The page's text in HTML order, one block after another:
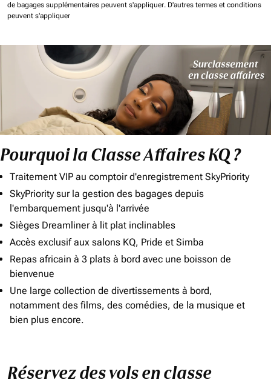
de bagages supplémentaires peuvent s'appliquer. D'autres termes et conditions
peuvent s'appliquer
Pourquoi la Classe Affaires KQ ?
Traitement VIP au comptoir d'enregistrement SkyPriority
SkyPriority sur la gestion des bagages depuis
l'embarquement jusqu'à l'arrivée
Sièges Dreamliner à lit plat inclinables
Accès exclusif aux salons KQ, Pride et Simba
Repas africain à 3 plats à bord avec une boisson de
bienvenue
Une large collection de divertissements à bord,
notamment des films, des comédies, de la musique et
bien plus encore.
Réservez des vols en classe